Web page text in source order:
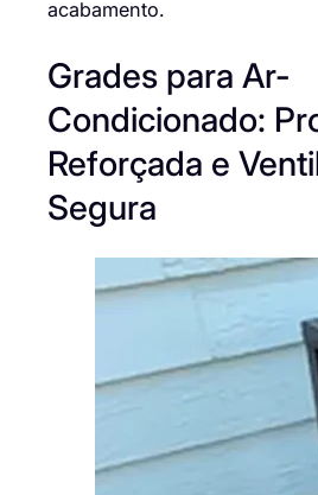
acabamento.
Grades para Ar-
Condicionado:
Reforçada e
Segura